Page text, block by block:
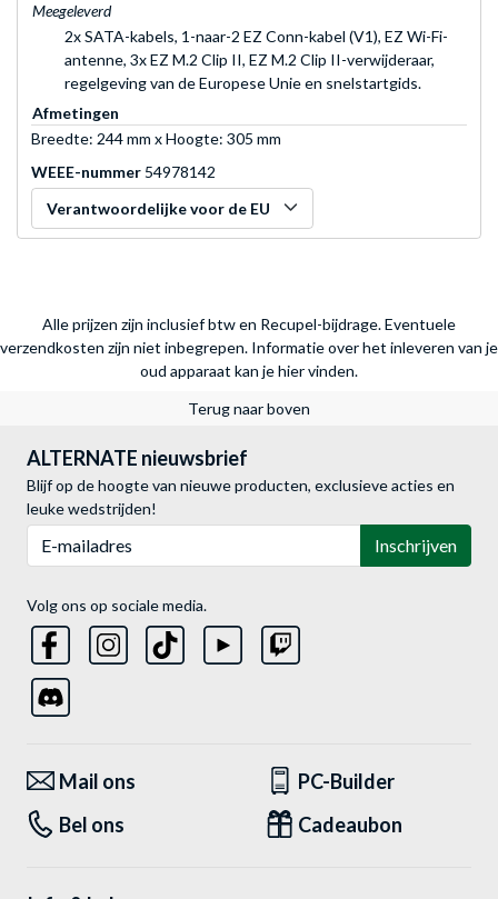
Meegeleverd
2x SATA-kabels, 1-naar-2 EZ Conn-kabel (V1), EZ Wi-Fi-
antenne, 3x EZ M.2 Clip II, EZ M.2 Clip II-verwijderaar,
regelgeving van de Europese Unie en snelstartgids.
Afmetingen
Breedte: 244 mm x Hoogte: 305 mm
WEEE-nummer 54978142
Verantwoordelijke voor de EU
Alle prijzen zijn inclusief btw en Recupel-bijdrage. Eventuele
verzendkosten zijn niet inbegrepen. Informatie over het inleveren van je
oud apparaat kan je hier vinden.
Terug naar boven
ALTERNATE nieuwsbrief
Blijf op de hoogte van nieuwe producten, exclusieve acties en
leuke wedstrijden!
Inschrijven
Volg ons op sociale media.
Mail ons
PC-Builder
Bel ons
Cadeaubon